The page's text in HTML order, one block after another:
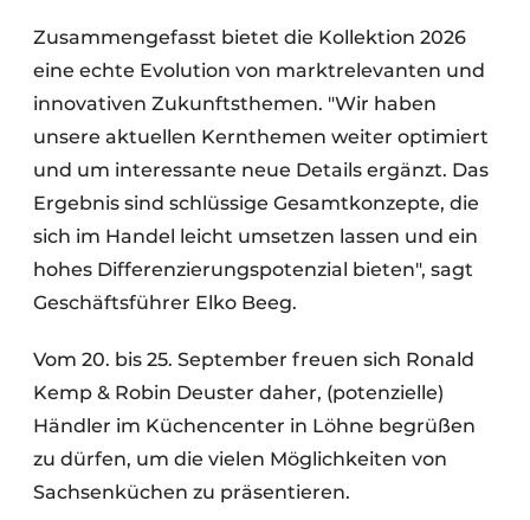
Zusammengefasst bietet die Kollektion 2026
eine echte Evolution von marktrelevanten und
innovativen Zukunftsthemen. "Wir haben
unsere aktuellen Kernthemen weiter optimiert
und um interessante neue Details ergänzt. Das
Ergebnis sind schlüssige Gesamtkonzepte, die
sich im Handel leicht umsetzen lassen und ein
hohes Differenzierungspotenzial bieten", sagt
Geschäftsführer Elko Beeg.
Vom 20. bis 25. September freuen sich Ronald
Kemp & Robin Deuster daher, (potenzielle)
Händler im Küchencenter in Löhne begrüßen
zu dürfen, um die vielen Möglichkeiten von
Sachsenküchen zu präsentieren.